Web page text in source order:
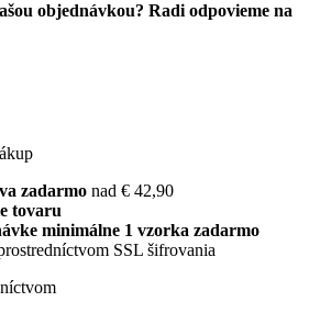
objednávkou? Radi odpovieme na
zadarmo nad € 42,90
tovaru
minimálne 1 vzorka zadarmo
SSL šifrovania